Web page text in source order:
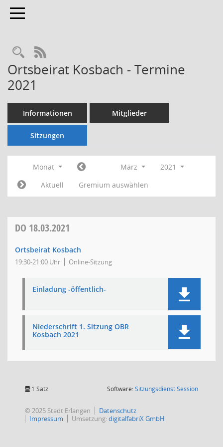
Toggle navigation
Rechercheauswahl
RSS-Feed
Ortsbeirat Kosbach - Termine
2021
Informationen Mitglieder
Sitzungen
Monat März
2021
Aktuell
Gremium auswählen
DO 18.03.2021
Ortsbeirat Kosbach
19:30-21:00 Uhr Online-Sitzung
Einladung -öffentlich-
Niederschrift 1. Sitzung OBR
Kosbach 2021
1 Satz Software:SitzungsdienstSession(Wird in
© 2025 Stadt Erlangen
Datenschutz
Impressum
Umsetzung:digitalfabriX GmbH